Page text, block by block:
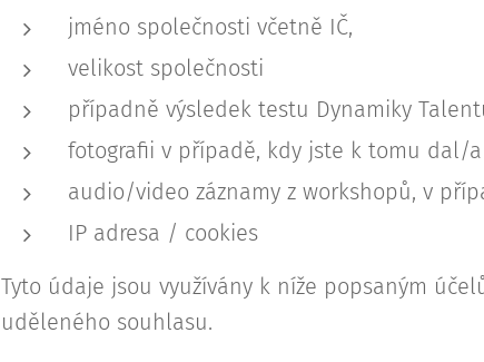
jméno společnosti včetně IČ,
velikost společnosti
případně výsledek testu Dynamiky
fotografii v případě, kdy jste k tomu dal/
audio/video záznamy z workshopů, v
IP adresa / cookies
Tyto údaje jsou využívány k níže popsaným
uděleného souhlasu.